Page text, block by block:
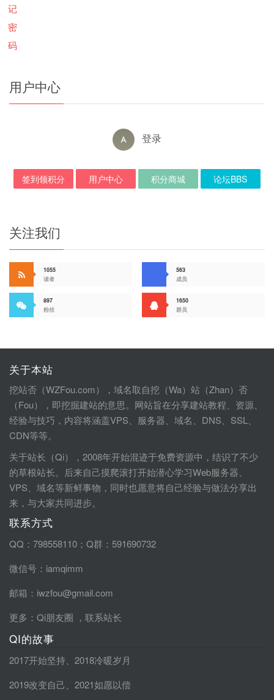
记
密
码
用户中心
登录
签到领积分 用户中心 积分商城 论坛BBS
关注我们
1055
读者
563
成员
897
粉丝
1650
群员
关于本站
挖站否（WZFou.com），域名取自挖（Wa）站（Zhan）否
（Fou），即挖掘建站的意思。网站旨在分享建站教程、资源、
经验与技巧，内容将涵盖VPS、服务器、域名、DNS、SSL、
CDN等等。
关于站长（Qi），2008年开始混迹于免费资源中，结识了不少
的草根站长。后来自己摸爬滚打开始潜心学习Web服务器、
VPS、域名等新鲜事物，同时也愿意将自己经验与做法分享出
来，与大家共同进步。
联系方式
QQ：798558110；Q群：591690732
微信号：iamqimm
邮箱：iwzfou@gmail.com
更多： Qi朋友圈 ， 联系站长
QI的故事
2017开始坚持
2018冷暖岁月
2019改变自己
2021如愿以偿